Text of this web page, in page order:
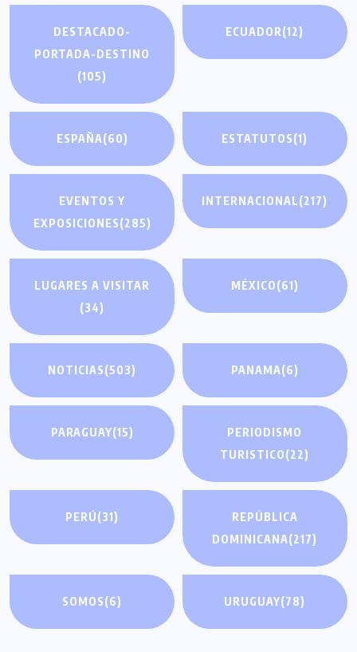
DESTACADO-
PORTADA-DESTINO
(105)
ECUADOR(12)
ESPAÑA(60) ESTATUTOS(1)
EVENTOS Y
EXPOSICIONES(285)
INTERNACIONAL(217)
LUGARES A VISITAR
(34)
MÉXICO(61)
NOTICIAS(503) PANAMA(6)
PARAGUAY(15)
PERIODISMO
TURISTICO(22)
PERÚ(31)
REPÚBLICA
DOMINICANA(217)
SOMOS(6) URUGUAY(78)